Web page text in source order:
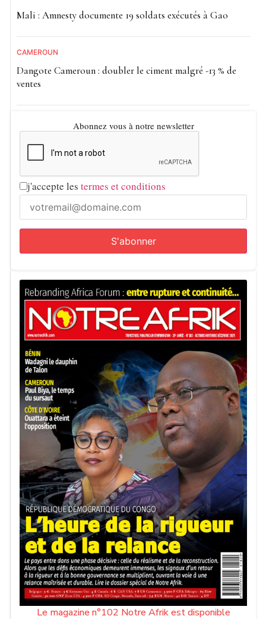
Mali : Amnesty documente 19 soldats exécutés à Gao
CAMEROUN
Dangote Cameroun : doubler le ciment malgré -13 % de
ventes
Abonnez vous à notre newsletter
j'accepte les termes et conditions
Le magazine n°102 Notre Afrik est disponible